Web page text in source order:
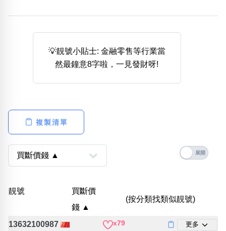
999尾 777尾 9字頭 6字頭
多8字 9888頭 二字號
三字號
全大數字
高級分類
幸運分類
生天延/貴財成
💡靚號小貼士: 金融零售等行業當
然最鐘意8字啦，一見發財呀!
複製清單
靚號
買斷價
錢 ▲
(按分類找類似靚號)
13632100987 x79 更多